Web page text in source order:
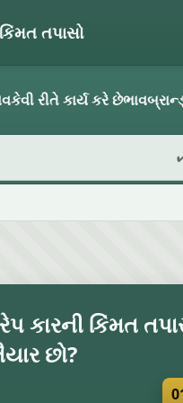
તપાસો
કેવી રીતે કાર્ય કરે છેભાવ
કારની કિંમત
છો?